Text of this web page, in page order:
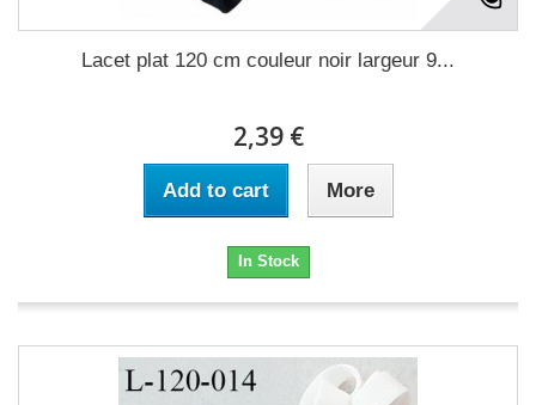
Lacet plat 120 cm couleur noir largeur 9...
2,39 €
Add to cart More
In Stock